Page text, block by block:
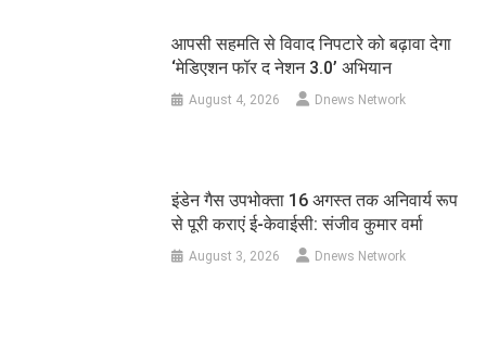
आपसी सहमति से विवाद निपटारे को बढ़ावा देगा
‘मेडिएशन फॉर द नेशन 3.0’ अभियान
August 4, 2026 Dnews Network
इंडेन गैस उपभोक्ता 16 अगस्त तक अनिवार्य रूप
से पूरी कराएं ई-केवाईसी: संजीव कुमार वर्मा
August 3, 2026 Dnews Network